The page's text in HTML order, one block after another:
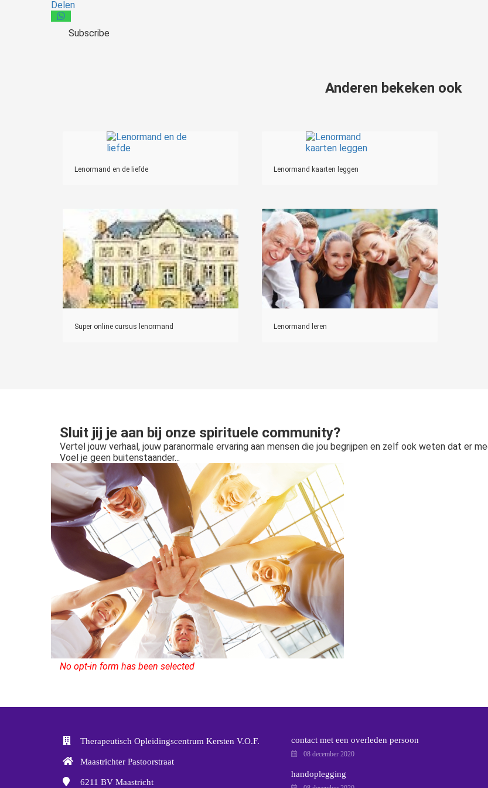
Delen
Subscribe
Anderen bekeken ook
Lenormand en de liefde Lenormand kaarten leggen
Super online cursus lenormand Lenormand leren
Sluit jij je aan bij onze spirituele community?
Vertel jouw verhaal, jouw paranormale ervaring aan mensen die jou begrijpen en zelf ook weten dat er
Voel je geen buitenstaander...
No opt-in form has been selected
Therapeutisch Opleidingscentrum Kersten V.O.F.
Maastrichter Pastoorstraat
6211 BV Maastricht
contact met een overleden persoon
08 december 2020
handoplegging